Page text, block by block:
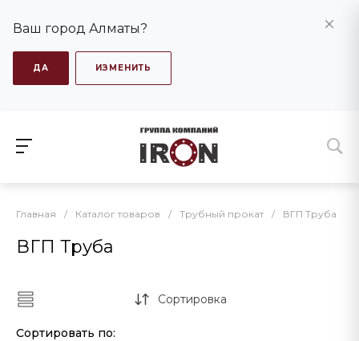
Ваш город Алматы?
ДА ИЗМЕНИТЬ
Главная / Каталог товаров / Трубный прокат / ВГП Труба
ВГП Труба
Сортировка
Сортировать по: